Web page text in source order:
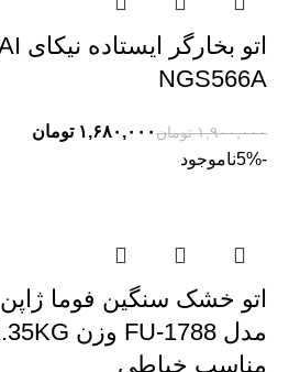
NGS566A
۱,۹۰۰,۰۰۰ تومان۱,۶۸۰,۰۰۰ تومان
-5%
ناموجود
مناسب خیاطی